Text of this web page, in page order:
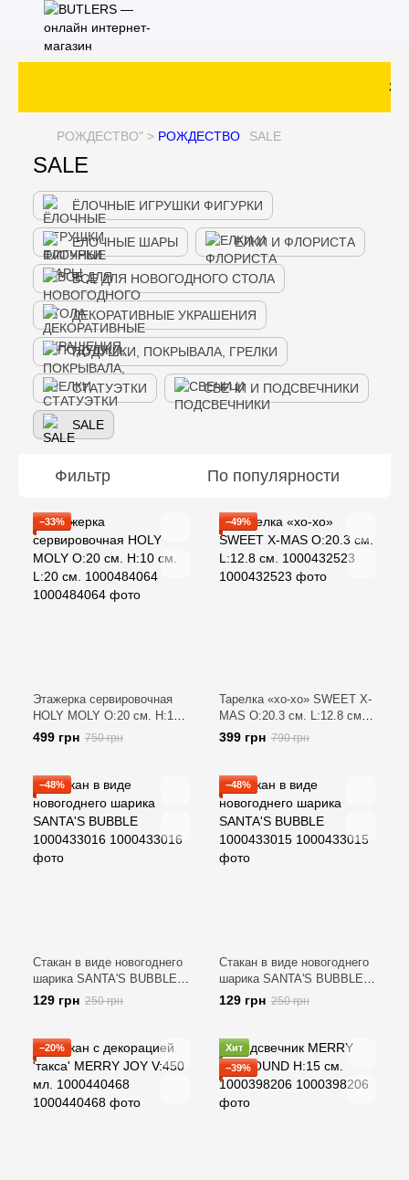
РОЖДЕСТВО" > РОЖДЕСТВО SALE
SALE
ЁЛОЧНЫЕ ИГРУШКИ ФИГУРКИ
ЕЛОЧНЫЕ ШАРЫ ЕЛКИ И ФЛОРИСТА
ВСЕ ДЛЯ НОВОГОДНОГО СТОЛА
ДЕКОРАТИВНЫЕ УКРАШЕНИЯ
ПОДУШКИ, ПОКРЫВАЛА, ГРЕЛКИ
СТАТУЭТКИ СВЕЧИ И ПОДСВЕЧНИКИ
SALE
Фильтр По популярности
−33%
Этажерка сервировочная
HOLY MOLY O:20 см. H:10
см. L:20 см. 1000484064
499 грн 750 грн
−49%
Тарелка «хо-хо» SWEET X-
MAS O:20.3 см. L:12.8 см.
1000432523
399 грн 790 грн
−48%
Стакан в виде новогоднего
шарика SANTA'S BUBBLE
1000433016
129 грн 250 грн
−48%
Стакан в виде новогоднего
шарика SANTA'S BUBBLE
1000433015
129 грн 250 грн
−20%
Хит
−39%